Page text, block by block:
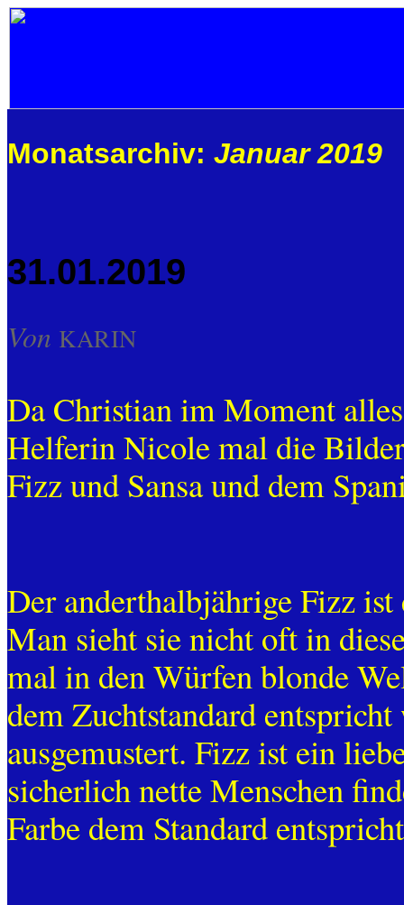
Monatsarchiv: Januar 2019
31.01.2019
Von KARIN
Da Christian im Moment
Helferin Nicole mal die
Fizz und Sansa und dem
Der anderthalbjährige Fizz
Man sieht sie nicht oft in
mal in den Würfen blonde
dem Zuchtstandard
ausgemustert. Fizz ist ein
sicherlich nette Menschen
Farbe dem Standard